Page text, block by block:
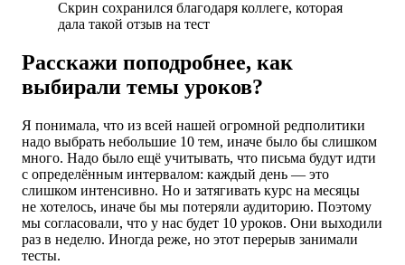
Скрин сохранился благодаря коллеге, которая
дала такой отзыв на тест
Расскажи поподробнее, как
выбирали темы уроков?
Я понимала, что из всей нашей огромной редполитики
надо выбрать небольшие 10 тем, иначе было бы слишком
много. Надо было ещё учитывать, что письма будут идти
с определённым интервалом: каждый день — это
слишком интенсивно. Но и затягивать курс на месяцы
не хотелось, иначе бы мы потеряли аудиторию. Поэтому
мы согласовали, что у нас будет 10 уроков. Они выходили
раз в неделю. Иногда реже, но этот перерыв занимали
тесты.